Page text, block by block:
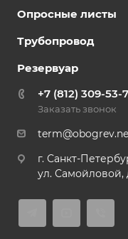
Опросные листы
Трубопровод
Резервуар
+7 (812) 309-53-
Заказать звонок
г. Санкт-
ул. Самойловой,